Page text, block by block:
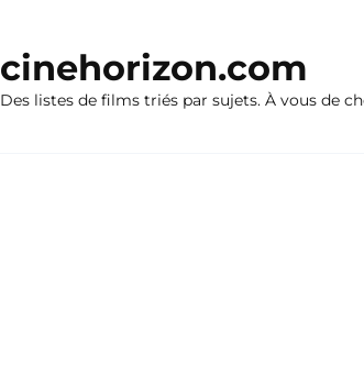
cinehorizon.com
Des listes de films triés par sujets. À vous de